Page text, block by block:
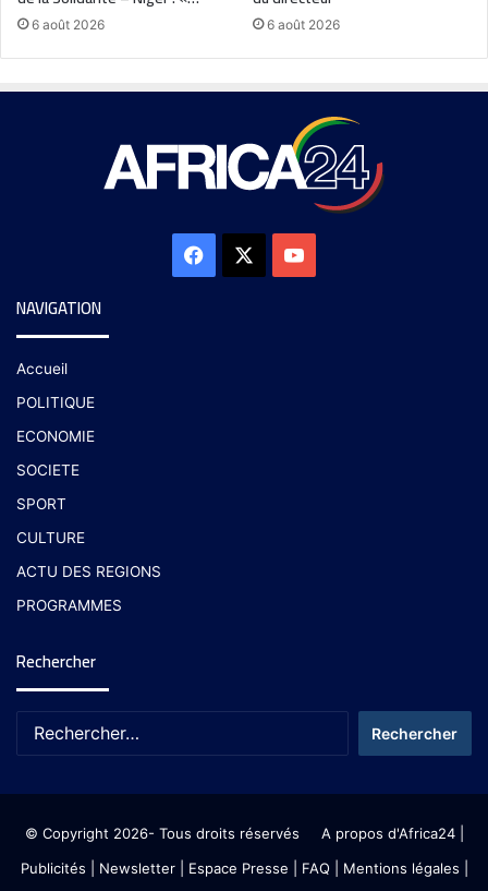
6 août 2026 6 août 2026
NAVIGATION
Accueil
POLITIQUE
ECONOMIE
SOCIETE
SPORT
CULTURE
ACTU DES REGIONS
PROGRAMMES
Rechercher
© Copyright 2026- Tous droits réservés A propos d'Africa24|
Publicités
Newsletter| Espace Presse | FAQ | Mentions légales